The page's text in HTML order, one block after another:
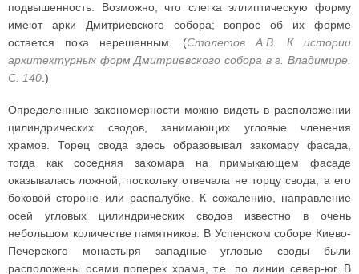
подвышенность. Возможно, что слегка эллиптическую форму
имеют арки Дмитриевского собора; вопрос об их форме
остается пока нерешенным. (Столетов А.В. К истории
архитектурных форм Дмитриевского собора в г. Владимире.
С. 140 .)
Определенные закономерности можно видеть в расположении
цилиндрических сводов, занимающих угловые членения
храмов. Торец свода здесь образовывал закомару фасада,
тогда как соседняя закомара на примыкающем фасаде
оказывалась ложной, поскольку отвечала не торцу свода, а его
боковой стороне или распалубке. К сожалению, направление
осей угловых цилиндрических сводов известно в очень
небольшом количестве памятников. В Успенском соборе Киево-
Печерского монастыря западные угловые своды были
расположены осями поперек храма, т.е. по линии север-юг. В